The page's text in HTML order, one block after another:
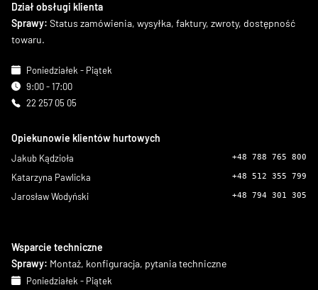
Dział obsługi klienta
Sprawy: Status zamówienia, wysyłka, faktury, zwroty, dostępność
towaru.
Poniedziałek - Piątek
9:00 - 17:00
22 257 05 05
Opiekunowie klientów hurtowych
Jakub Kądzioła +48 788 765 800
Katarzyna Pawlicka +48 512 355 799
Jarosław Wodyński +48 794 301 305
Wsparcie techniczne
Sprawy: Montaż, konfiguracja, pytania techniczne
Poniedziałek - Piątek